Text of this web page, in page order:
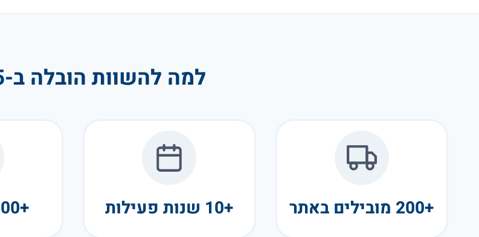
למה להשוות הובלה ב-ASK5?
+200 מובילים באתר +10 שנות פעילות +1000 ישובים